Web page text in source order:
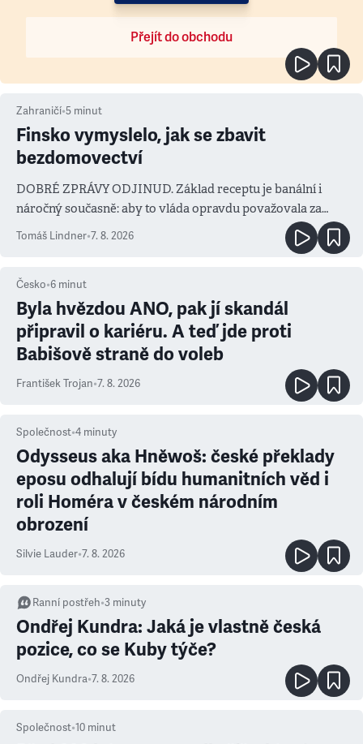
Přejít do obchodu
Zahraničí•5 minut
Finsko vymyslelo, jak se zbavit
bezdomovectví
DOBRÉ ZPRÁVY ODJINUD. Základ receptu je banální i
náročný současně: aby to vláda opravdu považovala za
prioritu
Tomáš Lindner•7. 8. 2026
Česko•6 minut
Byla hvězdou ANO, pak jí skandál
připravil o kariéru. A teď jde proti
Babišově straně do voleb
František Trojan•7. 8. 2026
Společnost•4 minuty
Odysseus aka Hněwoš: české překlady
eposu odhalují bídu humanitních věd i
roli Homéra v českém národním
obrození
Silvie Lauder•7. 8. 2026
Ranní postřeh•3 minuty
Ondřej Kundra: Jaká je vlastně česká
pozice, co se Kuby týče?
Ondřej Kundra•7. 8. 2026
Společnost•10 minut